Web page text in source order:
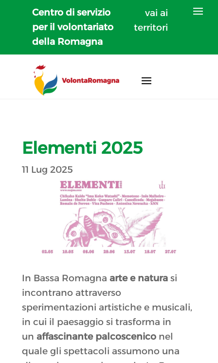
Centro di servizio
per il volontariato
della Romagna
vai ai
territori
Elementi 2025
11 Lug 2025
In Bassa Romagna arte e naturasi
incontrano attraverso
sperimentazioni artistiche e musicali,
in cui il paesaggio si trasforma in
un affascinante palcosceniconel
quale gli spettacoli assumono una